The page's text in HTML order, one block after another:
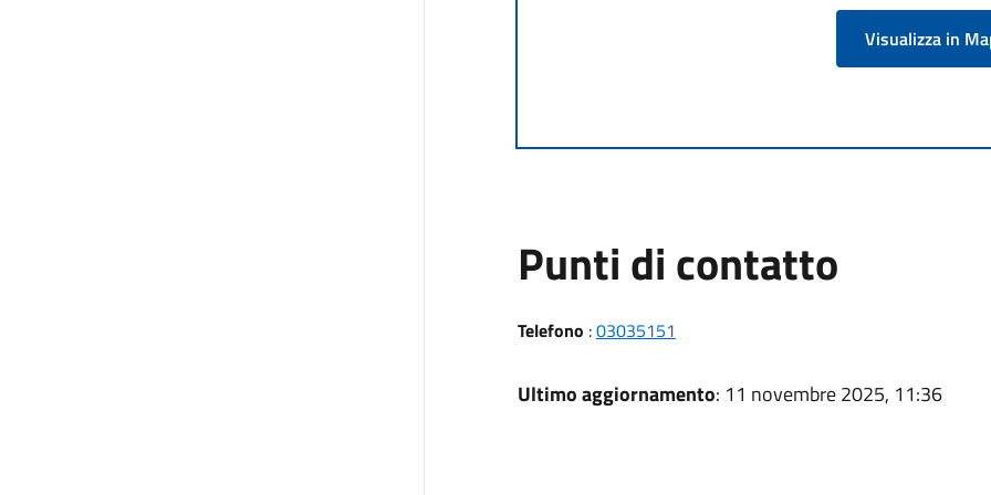
Visualizza in
Punti di contatto
Telefono :03035151
Ultimo aggiornamento: 11 novembre 2025, 11:36